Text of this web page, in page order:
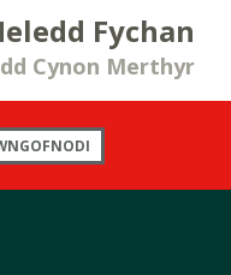
Fychan
Cynon Merthyr